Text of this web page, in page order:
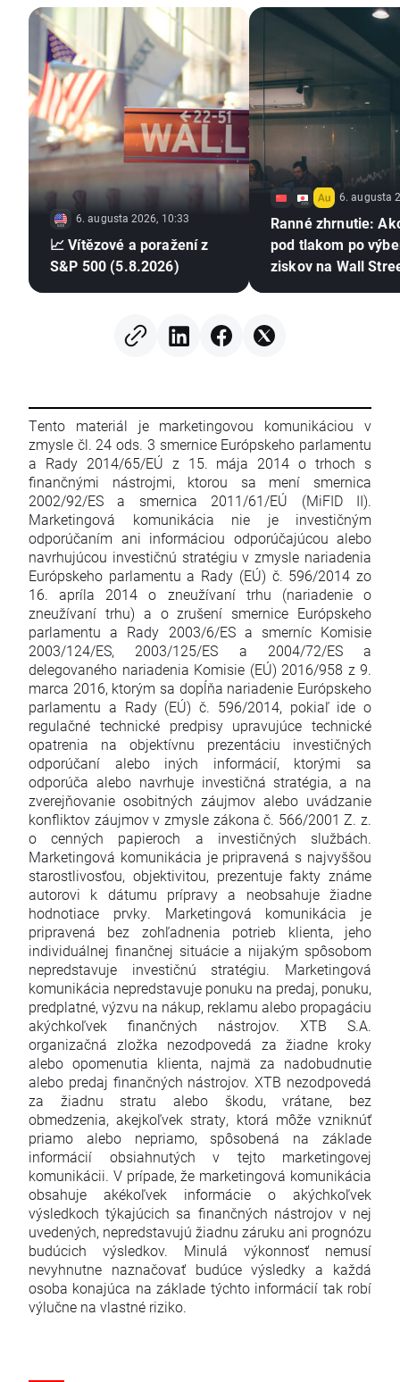
6. augusta 2026, 10:33
📈 Vítězové a poražení z
S&P 500 (5.8.2026)
6. augusta
Ranné zhrnutie:
pod tlakom po
ziskov na Wall
Tento materiál je marketingovou komunikáciou v
zmysle čl. 24 ods. 3 smernice Európskeho parlamentu
a Rady 2014/65/EÚ z 15. mája 2014 o trhoch s
finančnými nástrojmi, ktorou sa mení smernica
2002/92/ES a smernica 2011/61/EÚ (MiFID II).
Marketingová komunikácia nie je investičným
odporúčaním ani informáciou odporúčajúcou alebo
navrhujúcou investičnú stratégiu v zmysle nariadenia
Európskeho parlamentu a Rady (EÚ) č. 596/2014 zo
16. apríla 2014 o zneužívaní trhu (nariadenie o
zneužívaní trhu) a o zrušení smernice Európskeho
parlamentu a Rady 2003/6/ES a smerníc Komisie
2003/124/ES, 2003/125/ES a 2004/72/ES a
delegovaného nariadenia Komisie (EÚ) 2016/958 z 9.
marca 2016, ktorým sa dopĺňa nariadenie Európskeho
parlamentu a Rady (EÚ) č. 596/2014, pokiaľ ide o
regulačné technické predpisy upravujúce technické
opatrenia na objektívnu prezentáciu investičných
odporúčaní alebo iných informácií, ktorými sa
odporúča alebo navrhuje investičná stratégia, a na
zverejňovanie osobitných záujmov alebo uvádzanie
konfliktov záujmov v zmysle zákona č. 566/2001 Z. z.
o cenných papieroch a investičných službách.
Marketingová komunikácia je pripravená s najvyššou
starostlivosťou, objektivitou, prezentuje fakty známe
autorovi k dátumu prípravy a neobsahuje žiadne
hodnotiace prvky. Marketingová komunikácia je
pripravená bez zohľadnenia potrieb klienta, jeho
individuálnej finančnej situácie a nijakým spôsobom
nepredstavuje investičnú stratégiu. Marketingová
komunikácia nepredstavuje ponuku na predaj, ponuku,
predplatné, výzvu na nákup, reklamu alebo propagáciu
akýchkoľvek finančných nástrojov. XTB S.A.
organizačná zložka nezodpovedá za žiadne kroky
alebo opomenutia klienta, najmä za nadobudnutie
alebo predaj finančných nástrojov. XTB nezodpovedá
za žiadnu stratu alebo škodu, vrátane, bez
obmedzenia, akejkoľvek straty, ktorá môže vzniknúť
priamo alebo nepriamo, spôsobená na základe
informácií obsiahnutých v tejto marketingovej
komunikácii. V prípade, že marketingová komunikácia
obsahuje akékoľvek informácie o akýchkoľvek
výsledkoch týkajúcich sa finančných nástrojov v nej
uvedených, nepredstavujú žiadnu záruku ani prognózu
budúcich výsledkov. Minulá výkonnosť nemusí
nevyhnutne naznačovať budúce výsledky a každá
osoba konajúca na základe týchto informácií tak robí
výlučne na vlastné riziko.